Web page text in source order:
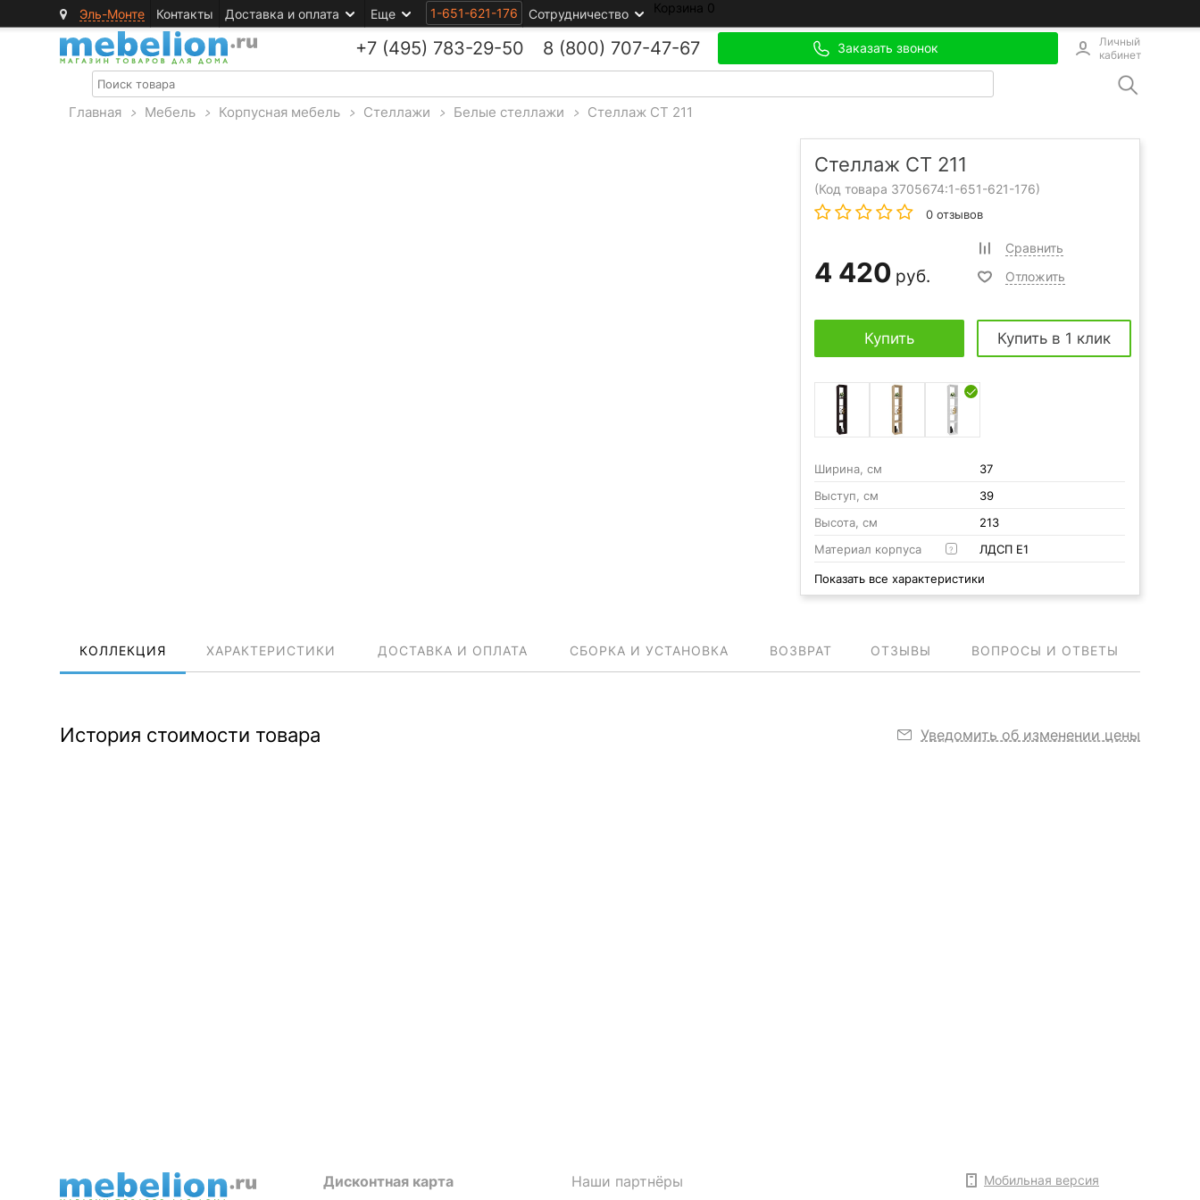
Эль-Монте Контакты Доставка и оплата Еще 1-651-621-176 Сотрудничество Корзина 0
+7 (495) 783-29-50 8 (800) 707-47-67 Заказать звонок
Личный
кабинет
Главная > Мебель > Корпусная мебель > Стеллажи > Белые стеллажи > Стеллаж СТ 211
Стеллаж СТ 211
(Код товара 3705674:1-651-621-176)
0 отзывов
4 420 руб.
Сравнить
Отложить
Купить Купить в 1 клик
Ширина, см
37
Выступ, см
39
Высота, см
213
Материал корпуса
? ЛДСП Е1
Показать все характеристики
КОЛЛЕКЦИЯ ХАРАКТЕРИСТИКИ ДОСТАВКА И ОПЛАТА СБОРКА И УСТАНОВКА ВОЗВРАТ ОТЗЫВЫ ВОПРОСЫ И ОТВЕТЫ
История стоимости товара Уведомить об изменении цены
Дисконтная карта
Наши партнёры
Мобильная версия